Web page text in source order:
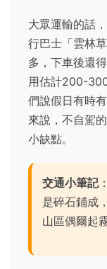
大眾運輸的話
行巴士「雲林
多，下車後還
用估計200-
們說假日有時
來說，不自駕
小缺點。
交通小筆記
是碎石鋪成
山區偶爾起